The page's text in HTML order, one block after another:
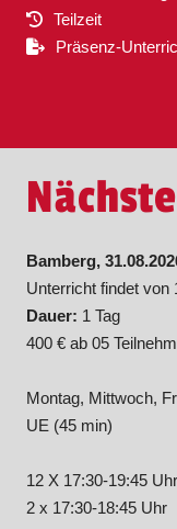
Teilzeit
Präsenz-
Bamberg,
Unterricht findet von
Dauer: 1 Tag
400 € ab 05
Montag, Mittwoch,
UE (45 min)
12 X 17:30-19:45 Uhr
2 x 17:30-18:45 Uhr